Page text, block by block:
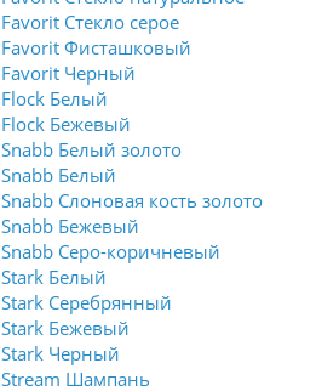
Favorit Стекло серое
Favorit Фисташковый
Favorit Черный
Flock Белый
Flock Бежевый
Snabb Белый золото
Snabb Белый
Snabb Слоновая кость золото
Snabb Бежевый
Snabb Серо-коричневый
Stark Белый
Stark Серебрянный
Stark Бежевый
Stark Черный
Stream Шампань